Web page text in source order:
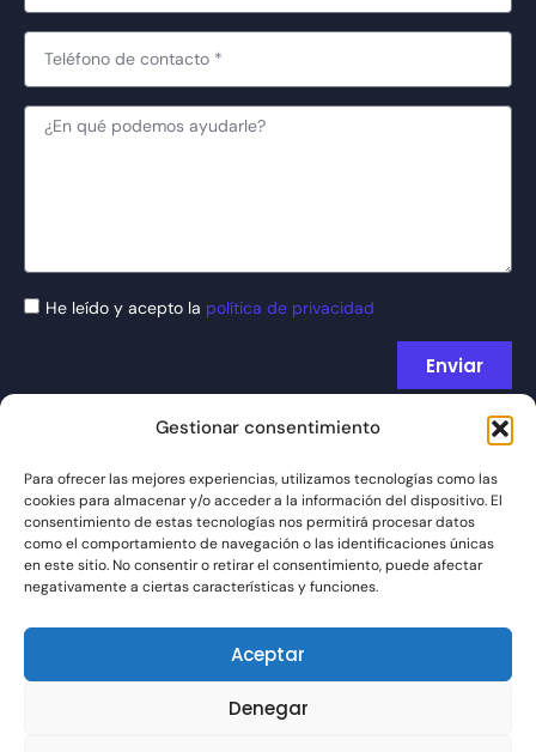
Gestionar consentimiento
Para ofrecer las mejores experiencias, utilizamos tecnologías como las
cookies para almacenar y/o acceder a la información del dispositivo. El
consentimiento de estas tecnologías nos permitirá procesar datos
como el comportamiento de navegación o las identificaciones únicas
en este sitio. No consentir o retirar el consentimiento, puede afectar
negativamente a ciertas características y funciones.
Aceptar
Denegar
He leído y acepto la política de privacidad
Enviar
DÓNDE ESTAMOS
08012 Barcelona
CONTACTO
68 68
SÍGANOS